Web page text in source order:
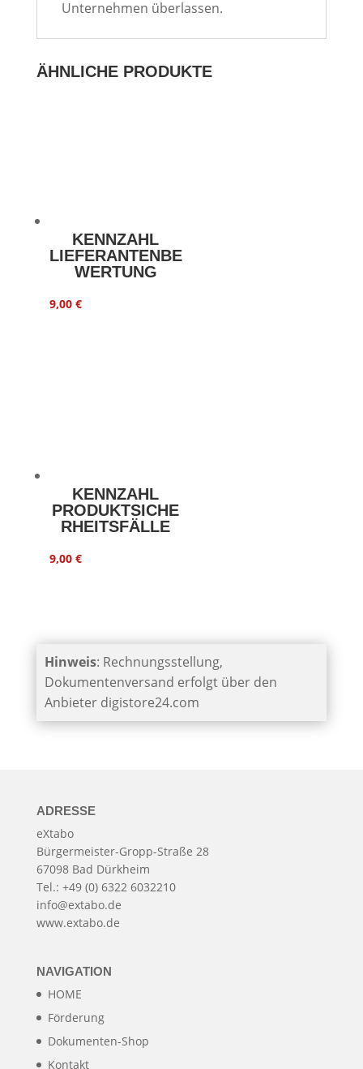
Unternehmen überlassen.
ÄHNLICHE PRODUKTE
KENNZAHL
LIEFERANTENBE
WERTUNG
9,00 €
KENNZAHL
PRODUKTSICHE
RHEITSFÄLLE
9,00 €
Hinweis: Rechnungsstellung,
Dokumentenversand erfolgt über den
Anbieter digistore24.com
ADRESSE
eXtabo
Bürgermeister-Gropp-Straße 28
67098 Bad Dürkheim
Tel.: +49 (0) 6322 6032210
info@extabo.de
www.extabo.de
NAVIGATION
HOME
Förderung
Dokumenten-Shop
Kontakt